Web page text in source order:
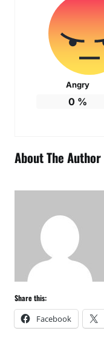
Angry
0 %
About The Author
Share this:
Facebook